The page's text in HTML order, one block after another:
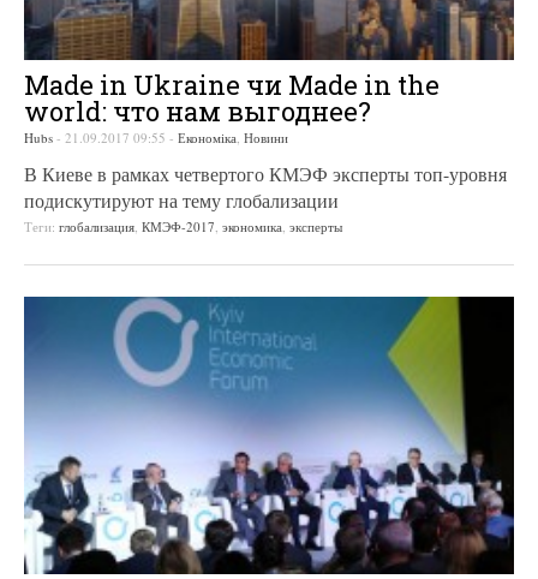
Made in Ukraine чи Мade in the
world: что нам выгоднее?
Hubs - 21.09.2017 09:55 - Економіка, Новини
В Киеве в рамках четвертого КМЭФ эксперты топ-уровня
подискутируют на тему глобализации
Теги: глобализация, КМЭФ-2017, экономика, эксперты